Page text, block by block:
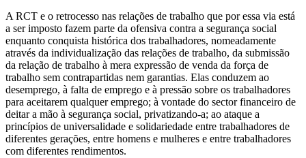
A RCT e o retrocesso nas relações de trabalho que por essa via está
a ser imposto fazem parte da ofensiva contra a segurança social
enquanto conquista histórica dos trabalhadores, nomeadamente
através da individualização das relações de trabalho, da submissão
da relação de trabalho à mera expressão de venda da força de
trabalho sem contrapartidas nem garantias. Elas conduzem ao
desemprego, à falta de emprego e à pressão sobre os trabalhadores
para aceitarem qualquer emprego; à vontade do sector financeiro de
deitar a mão à segurança social, privatizando-a; ao ataque a
princípios de universalidade e solidariedade entre trabalhadores de
diferentes gerações, entre homens e mulheres e entre trabalhadores
com diferentes rendimentos.